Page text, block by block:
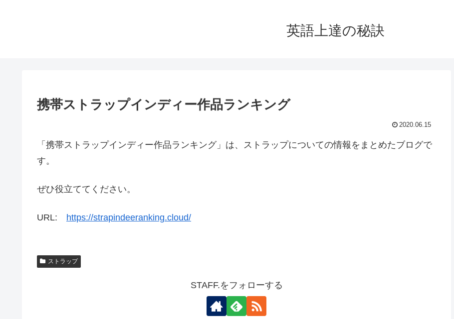
英語上達の秘訣
携帯ストラップインディー作品ランキング
2020.06.15
「携帯ストラップインディー作品ランキング」は、ストラップについての情報をまとめたブログで
す。
ぜひ役立ててください。
URL: https://strapindeeranking.cloud/
ストラップ
STAFF.をフォローする